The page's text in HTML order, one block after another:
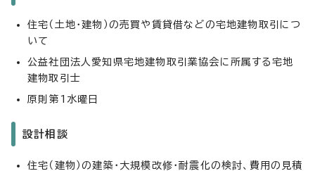
住宅（土地・建物）の売買や賃貸借などの宅地建物取引につ
いて
公益社団法人愛知県宅地建物取引業協会に所属する宅地
建物取引士
原則第1水曜日
設計相談
住宅（建物）の建築・大規模改修・耐震化の検討、費用の見積